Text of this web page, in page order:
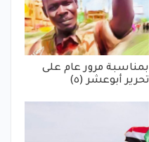
بمناسبة مرور عام على
تحرير أبوعشر (٥)